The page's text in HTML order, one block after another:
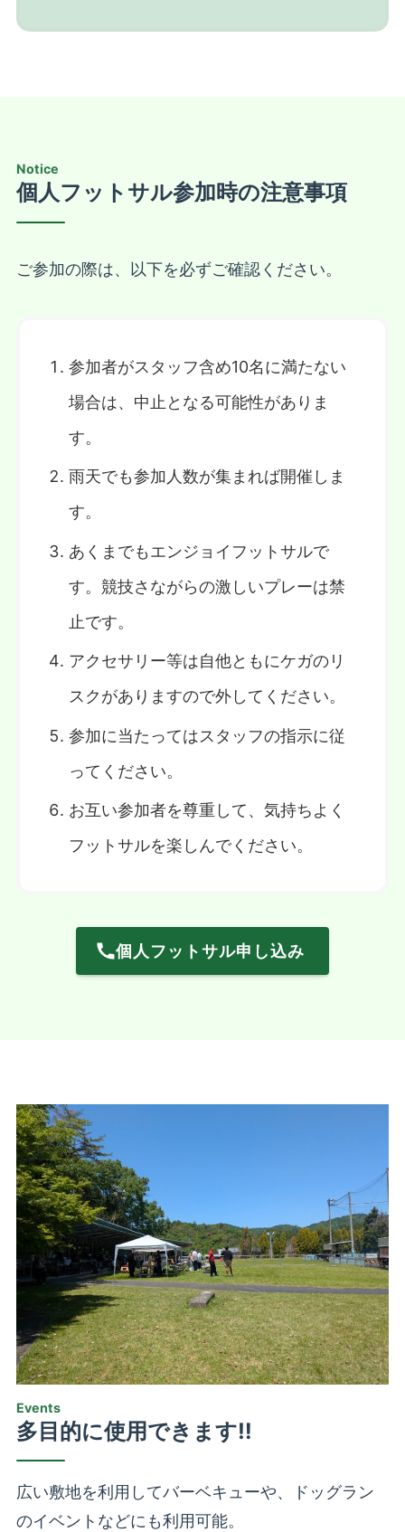
Notice
個人フットサル参加時の注意事項
ご参加の際は、以下を必ずご確認ください。
参加者がスタッフ含め10名に満たない
場合は、中止となる可能性がありま
す。
雨天でも参加人数が集まれば開催しま
す。
あくまでもエンジョイフットサルで
す。競技さながらの激しいプレーは禁
止です。
アクセサリー等は自他ともにケガのリ
スクがありますので外してください。
参加に当たってはスタッフの指示に従
ってください。
お互い参加者を尊重して、気持ちよく
フットサルを楽しんでください。
個人フットサル申し込み
Events
多目的に使用できます‼︎
広い敷地を利用してバーベキューや、ドッグラン
のイベントなどにも利用可能。